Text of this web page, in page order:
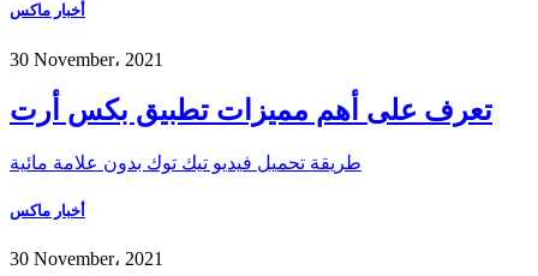
أخبار ماكس
30 November، 2021
تعرف على أهم مميزات تطبيق بكس أرت
طريقة تحميل فيديو تيك توك بدون علامة مائية
أخبار ماكس
30 November، 2021